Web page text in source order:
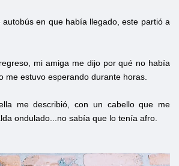
autobús en que había llegado, este partió a
mi amiga me dijo por qué no había
me estuvo esperando durante horas.
me describió, con un cabello que me
ondulado...no sabía que lo tenía afro.